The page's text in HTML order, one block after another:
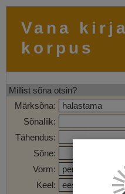
Vana
korpus
Millist sõna otsin?
Märksõna:
Sõnaliik:
Tähendus:
Sõne:
Vorm:
Keel: